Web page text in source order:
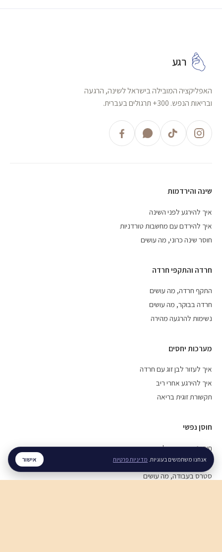
רגע
האפליקציה המובילה בישראל לשינה, הרגעה
ובריאות הנפש. 300+ תרגולים בעברית.
שינה והירדמות
איך להירגע לפני השינה
איך להירדם עם מחשבות טורדניות
חוסר שינה כרוני, מה עושים
חרדה והתקפי חרדה
התקף חרדה, מה עושים
חרדה בבוקר, מה עושים
נשימות להרגעה מהירה
מערכות יחסים
איך לעזור לבן זוג עם חרדה
איך להירגע אחרי ריב
תקשורת זוגית בריאה
חוסן נפשי
חוסן נפשי בזמן מלחמה
ויסות רגשי, איך מתרגלים
סטרס בעבודה, מה עושים
אנחנו משתמשים בעוגיות. מדיניות פרטיות אישור